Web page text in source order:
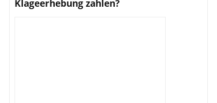
Klageerhebung zahlen?